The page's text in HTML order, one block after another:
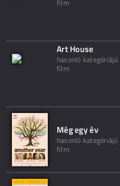
film
Art House
hasonló kategóriájú
film
Még egy év
hasonló kategóriájú
film